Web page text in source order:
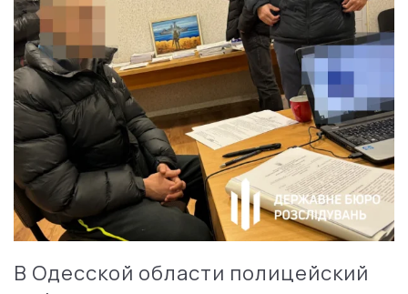
В Одесской области полицейский